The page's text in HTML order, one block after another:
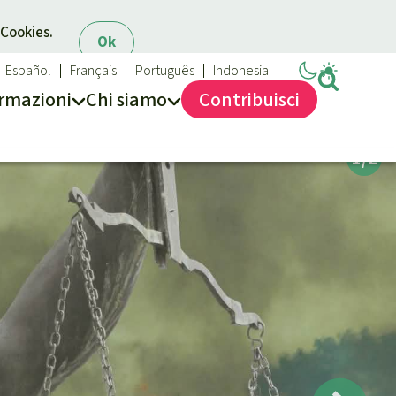
Ok
rmazioni Chi siamo
Salviamo la Foresta
Chi siamo
40 anni di Salviamo la Foresta
Contattaci
Trasparenza
Sede legale
Español Français Português Indonesia
Contribuisci
Massimo impegno per